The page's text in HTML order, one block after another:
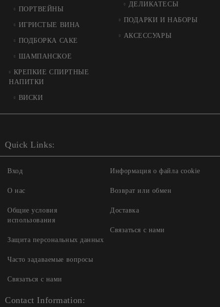
ПОРТВЕЙНЫ
ИГРИСТЫЕ ВИНА
ПОДБОРКА САКЕ
ШАМПАНСКОЕ
КРЕПКИЕ СПИРТНЫЕ
НАПИТКИ
ВИСКИ
ДЕЛИКАТЕСЫ
ПОДАРКИ И НАБОРЫ
АКСЕССУАРЫ
Quick Links:
Вход
О нас
Общие условия
использования
Защита персональных данных
Информация о файла cookie
Возврат или обмен
Доставка
Связаться с нами
Часто задаваемые вопросы
Связаться с нами
Contact Information: